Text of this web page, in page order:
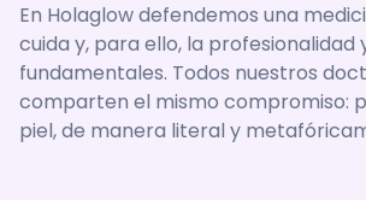
En Holaglow defendemos una
cuida y, para ello, la profesionalidad
fundamentales. Todos nuestros
comparten el mismo compromiso:
piel, de manera literal y